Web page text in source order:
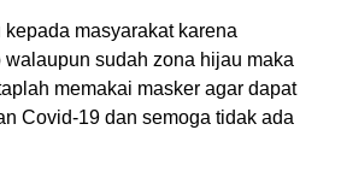
masyarakat karena
walaupun sudah zona hijau maka
memakai masker agar dapat
Covid-19 dan semoga tidak ada